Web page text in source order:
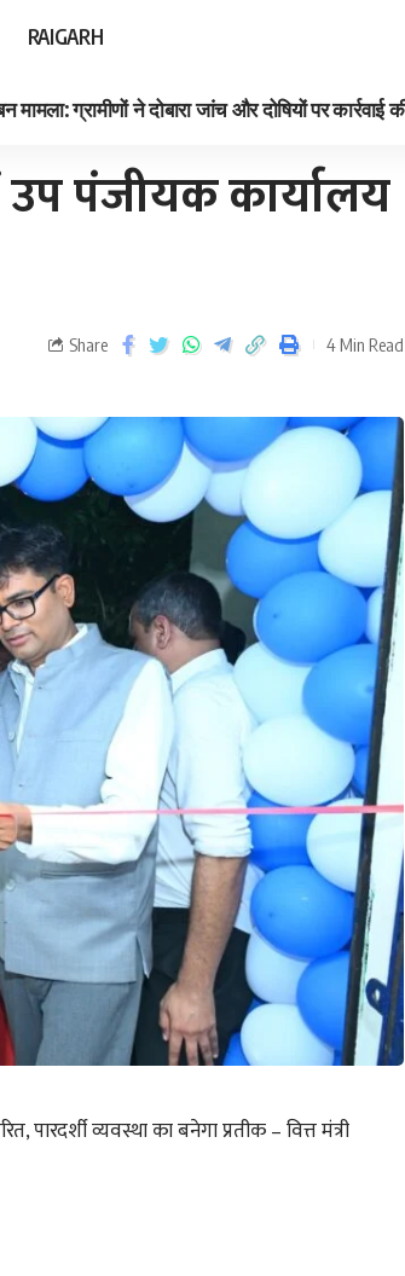
RAIGARH
ग्रामीणों ने दोबारा जांच और दोषियों पर कार्रवाई
उप पंजीयक कार्यालय
Share 4 Min Read
व्यवस्था का बनेगा प्रतीक – वित्त मंत्री